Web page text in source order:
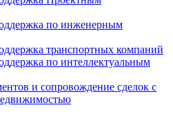
по инженерным
транспортных компаний
по интеллектуальным
и сопровождение сделок с